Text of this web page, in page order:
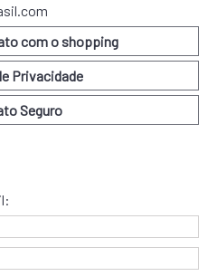
com o shopping
Privacidade
Seguro